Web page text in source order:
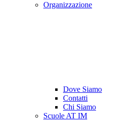
Organizzazione
Dove Siamo
Contatti
Chi Siamo
Scuole AT IM